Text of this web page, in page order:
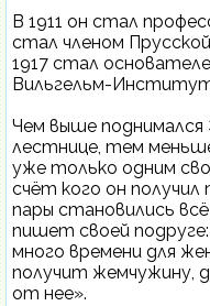
В 1911 он стал
стал членом
1917 стал
Вильгельм-
Чем выше
лестнице, тем
уже только одним
счёт кого он
пары становились
пишет своей
много времени для
получит жемчужину,
от нее».